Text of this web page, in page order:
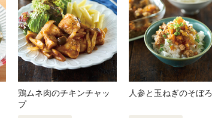
鶏ムネ肉のチキンチャッ
プ
人参と玉ねぎのそぼろ